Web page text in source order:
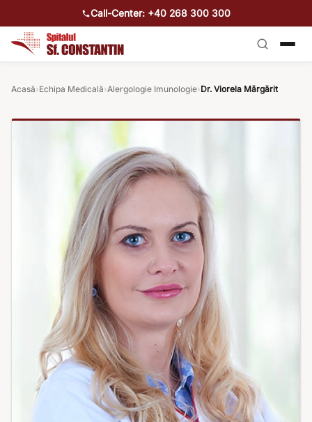
Call-Center: +40 268 300 300
Acasă›Echipa Medicală›Alergologie Imunologie›Dr. Viorela Mărgărit